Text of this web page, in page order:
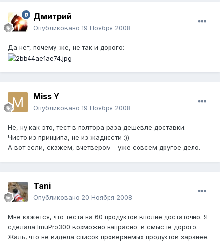
Дмитрий
Опубликовано 19 Ноября 2008
Да нет, почему-же, не так и дорого:
Miss Y
Опубликовано 19 Ноября 2008
Не, ну как это, тест в полтора раза дешевле доставки.
Чисто из принципа, не из жадности :))
А вот если, скажем, вчетвером - уже совсем другое дело.
Tani
Опубликовано 20 Ноября 2008
Мне кажется, что теста на 60 продуктов вполне достаточно. Я
сделала ImuPro300 возможно напрасно, в смысле дорого.
Жаль, что не видела список проверяемых продуктов заранее.